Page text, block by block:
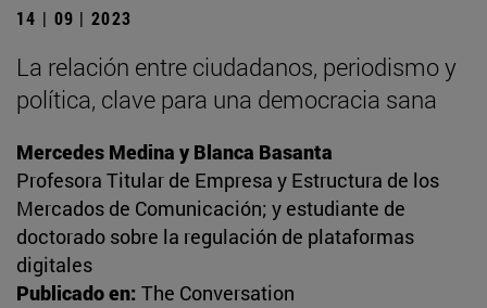
14 | 09 | 2023
La relación entre ciudadanos, periodismo y
política, clave para una democracia sana
Mercedes Medina y Blanca Basanta
Profesora Titular de Empresa y Estructura de los
Mercados de Comunicación; y estudiante de
doctorado sobre la regulación de plataformas
digitales
Publicado en: The Conversation